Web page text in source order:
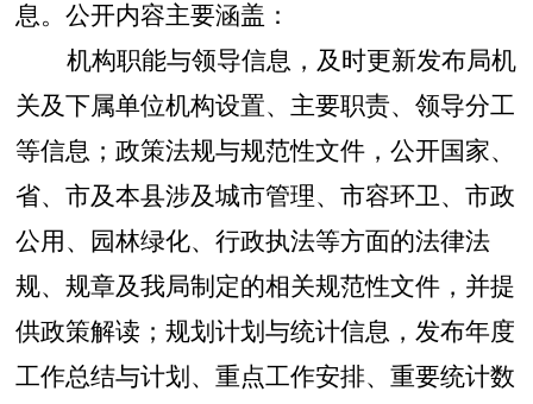
息。公开内容主要涵盖 ：
机构职能与领导信息 ， 及时更新发布局机
关及下属单位机构设置、主要职责、领导分工
等信息 ； 政策法规与规范性文件， 公开国家、
省、市及本县涉及城市管理、市容环卫、市政
公用、园林绿化、行政执法等方面的法律法
规、规章及我局制定的相关规范性文件，并提
供政策解读 ； 规划计划与统计信息 ， 发布年度
工作总结与计划、重点工作安排、重要统计数